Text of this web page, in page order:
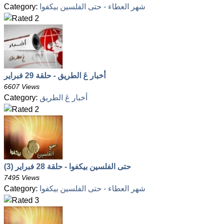
Category: شهر العطاء - حتى الفلسين بيكفوا
أخبار عَ الطريق - حلقة 29 فبراير
6607 Views
Category: أخبار عَ الطريق
حتى الفلسين بيكفوا - حلقة 28 فبراير (3)
7495 Views
Category: شهر العطاء - حتى الفلسين بيكفوا